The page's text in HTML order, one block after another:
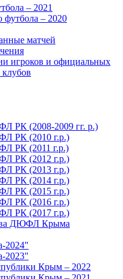
– 2021
футбола – 2020
матчей
игроков и официальных
РК (2008-2009 гг. р.)
РК (2010 г.р.)
РК (2011 г.р.)
РК (2012 г.р.)
РК (2013 г.р.)
РК (2014 г.р.)
РК (2015 г.р.)
РК (2016 г.р.)
РК (2017 г.р.)
ДЮФЛ Крыма
2024"
2023"
Крым – 2022